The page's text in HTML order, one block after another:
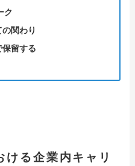
ク
関わり
留する
ける企業内キャリ